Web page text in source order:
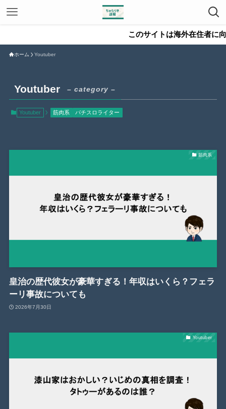
このサイトは海外在住者に向け
ホーム Youtuber
Youtuber – category –
Youtuber 筋肉系 パチスロライター
筋肉系
皇治の歴代彼女が豪華すぎる！年収はいくら？フェラ
ーリ事故についても
2026年7月30日
Youtuber